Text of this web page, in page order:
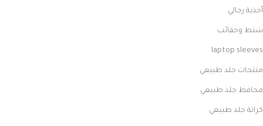
أحذية رجالي
شنط وحقائب
laptop sleeves
منتجات جلد طبيعي
محافظ جلد طبيعي
كراتة جلد طبيعي